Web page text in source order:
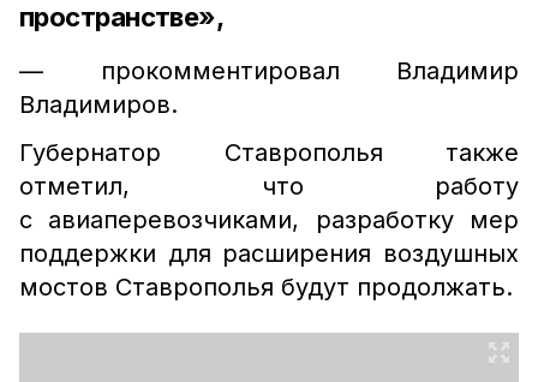
пространстве»,
— прокомментировал Владимир
Владимиров.
Губернатор Ставрополья также
отметил, что работу
с авиаперевозчиками, разработку мер
поддержки для расширения воздушных
мостов Ставрополья будут продолжать.